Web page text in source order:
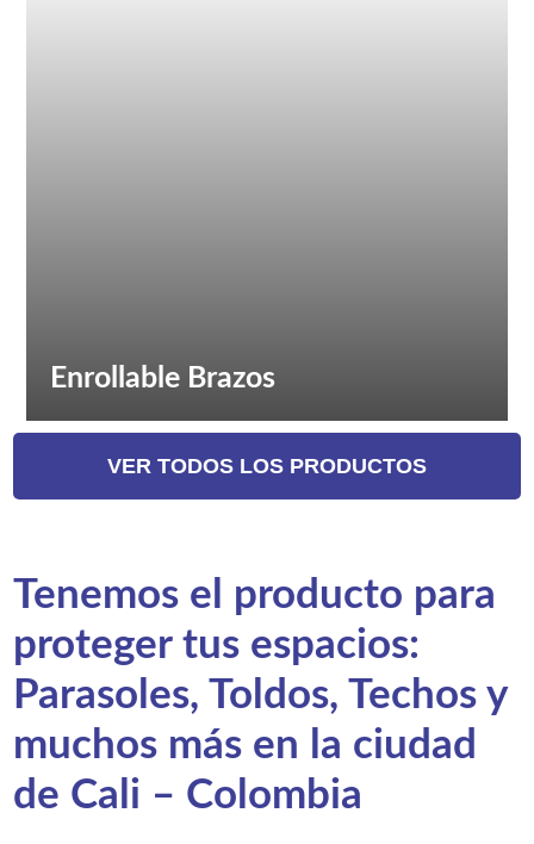
Enrollable Brazos
VER TODOS LOS PRODUCTOS
Tenemos el producto para
proteger tus espacios:
Parasoles, Toldos, Techos y
muchos más en la ciudad
de Cali – Colombia